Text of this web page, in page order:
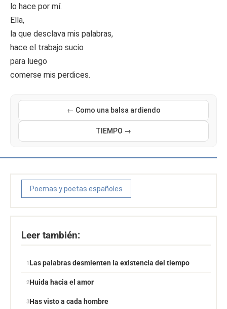
lo hace por mí.
Ella,
la que desclava mis palabras,
hace el trabajo sucio
para luego
comerse mis perdices.
← Como una balsa ardiendo
TIEMPO →
Poemas y poetas españoles
Leer también:
Las palabras desmienten la existencia del tiempo
Huida hacia el amor
Has visto a cada hombre